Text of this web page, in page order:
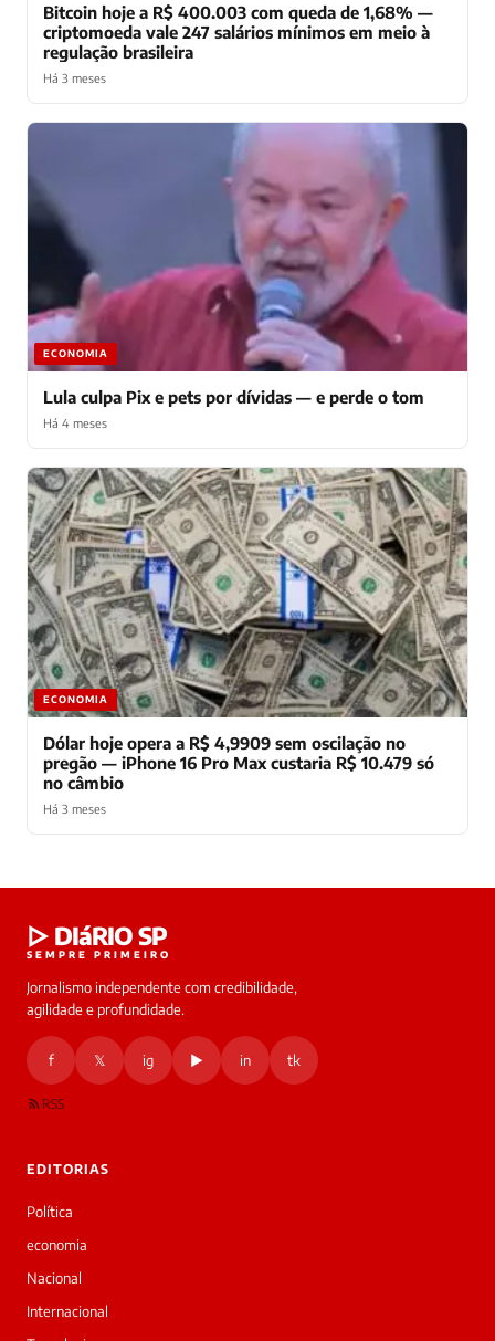
Bitcoin hoje a R$ 400.003 com queda de 1,68% —
criptomoeda vale 247 salários mínimos em meio à
regulação brasileira
Há 3 meses
ECONOMIA
Lula culpa Pix e pets por dívidas — e perde o tom
Há 4 meses
ECONOMIA
Dólar hoje opera a R$ 4,9909 sem oscilação no
pregão — iPhone 16 Pro Max custaria R$ 10.479 só
no câmbio
Há 3 meses
online
Oi!
Boa
tarde!
a
▷ DIáRIO SP
SEMPRE PRIMEIRO
Jornalismo independente com credibilidade,
agilidade e profundidade.
f 𝕏 ig ▶ in tk
RSS
EDITORIAS
Política
economia
Nacional
Internacional